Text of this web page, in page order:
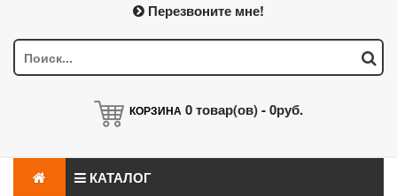
Перезвоните мне!
КОРЗИНА 0товар(ов) -0руб.
КАТАЛОГ